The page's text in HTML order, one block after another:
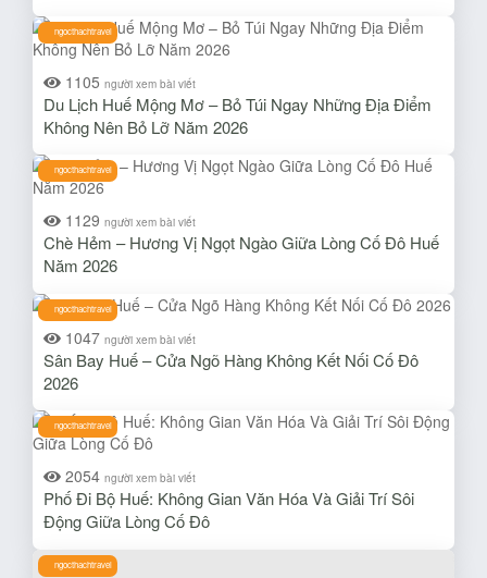
ngocthachtravel
1105 người xem bài viết
Du Lịch Huế Mộng Mơ – Bỏ Túi Ngay Những Địa Điểm
Không Nên Bỏ Lỡ Năm 2026
ngocthachtravel
1129 người xem bài viết
Chè Hẻm – Hương Vị Ngọt Ngào Giữa Lòng Cố Đô Huế
Năm 2026
ngocthachtravel
1047 người xem bài viết
Sân Bay Huế – Cửa Ngõ Hàng Không Kết Nối Cố Đô
2026
ngocthachtravel
2054 người xem bài viết
Phố Đi Bộ Huế: Không Gian Văn Hóa Và Giải Trí Sôi
Động Giữa Lòng Cố Đô
ngocthachtravel